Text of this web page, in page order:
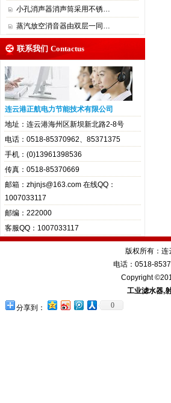
小孔消声器消声筒采用不锈…
蒸汽放空消音器由双层一同…
联系我们 Contactus
连云港正航电力节能技术有限公司
地址：连云港海州区新坝新北路2-8号
电话：0518-85370962、85371375
手机：(0)13961398536
传真：0518-85370669
邮箱：zhjnjs@163.com 在线QQ：
1007033117
邮编：222000
客服QQ：1007033117
版权所有：
电话：0518-
Copyright
工业滤水器,
分享到：
0